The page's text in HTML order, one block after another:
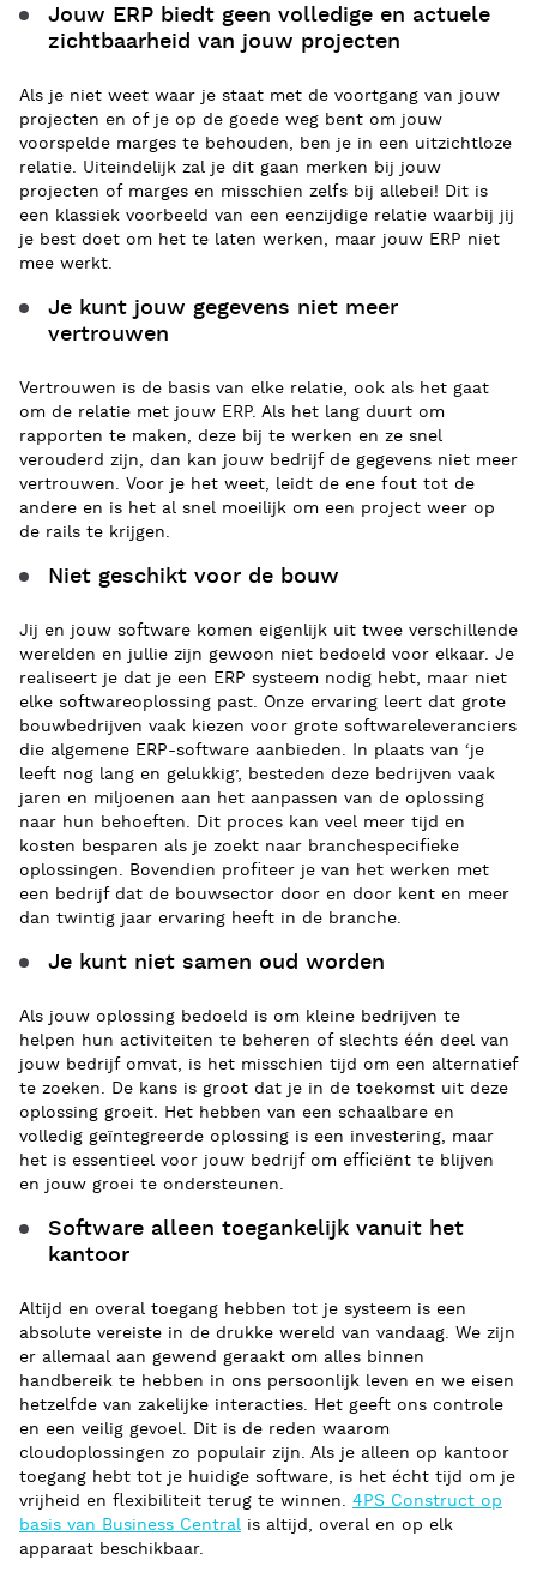
Jouw ERP biedt geen volledige en actuele
zichtbaarheid van jouw projecten
Als je niet weet waar je staat met de voortgang van jouw
projecten en of je op de goede weg bent om jouw
voorspelde marges te behouden, ben je in een uitzichtloze
relatie. Uiteindelijk zal je dit gaan merken bij jouw
projecten of marges en misschien zelfs bij allebei! Dit is
een klassiek voorbeeld van een eenzijdige relatie waarbij jij
je best doet om het te laten werken, maar jouw ERP niet
mee werkt.
Je kunt jouw gegevens niet meer
vertrouwen
Vertrouwen is de basis van elke relatie, ook als het gaat
om de relatie met jouw ERP. Als het lang duurt om
rapporten te maken, deze bij te werken en ze snel
verouderd zijn, dan kan jouw bedrijf de gegevens niet meer
vertrouwen. Voor je het weet, leidt de ene fout tot de
andere en is het al snel moeilijk om een project weer op
de rails te krijgen.
Niet geschikt voor de bouw
Jij en jouw software komen eigenlijk uit twee verschillende
werelden en jullie zijn gewoon niet bedoeld voor elkaar. Je
realiseert je dat je een ERP systeem nodig hebt, maar niet
elke softwareoplossing past. Onze ervaring leert dat grote
bouwbedrijven vaak kiezen voor grote softwareleveranciers
die algemene ERP-software aanbieden. In plaats van ‘je
leeft nog lang en gelukkig’, besteden deze bedrijven vaak
jaren en miljoenen aan het aanpassen van de oplossing
naar hun behoeften. Dit proces kan veel meer tijd en
kosten besparen als je zoekt naar branchespecifieke
oplossingen. Bovendien profiteer je van het werken met
een bedrijf dat de bouwsector door en door kent en meer
dan twintig jaar ervaring heeft in de branche.
Je kunt niet samen oud worden
Als jouw oplossing bedoeld is om kleine bedrijven te
helpen hun activiteiten te beheren of slechts één deel van
jouw bedrijf omvat, is het misschien tijd om een ​​alternatief
te zoeken. De kans is groot dat je in de toekomst uit deze
oplossing groeit. Het hebben van een schaalbare en
volledig geïntegreerde oplossing is een investering, maar
het is essentieel voor jouw bedrijf om efficiënt te blijven
en jouw groei te ondersteunen.
Software alleen toegankelijk vanuit het
kantoor
Altijd en overal toegang hebben tot je systeem is een
absolute vereiste in de drukke wereld van vandaag. We zijn
er allemaal aan gewend geraakt om alles binnen
handbereik te hebben in ons persoonlijk leven en we eisen
hetzelfde van zakelijke interacties. Het geeft ons controle
en een veilig gevoel. Dit is de reden waarom
cloudoplossingen zo populair zijn. Als je alleen op kantoor
toegang hebt tot je huidige software, is het écht tijd om je
vrijheid en flexibiliteit terug te winnen. 4PS Construct op
basis van Business Central is altijd, overal en op elk
apparaat beschikbaar.